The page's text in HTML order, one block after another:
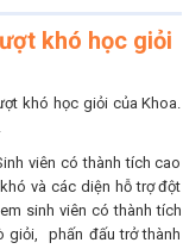
khó học giỏi
khó học giỏi của Khoa.
viên có thành tích cao
và các diện hỗ trợ đột
sinh viên có thành tích
giỏi, phấn đấu trở thành